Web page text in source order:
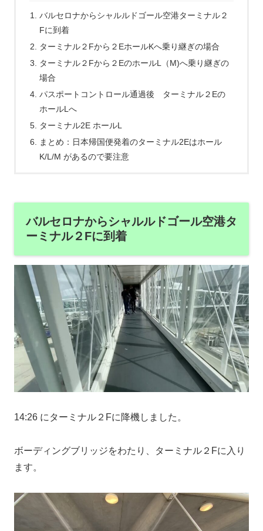
バルセロナからシャルルドゴール空港ターミナル２
Fに到着
ターミナル２Fから２EホールKへ乗り継ぎの場合
ターミナル２Fから２EのホールL（M)へ乗り継ぎの
場合
パスポートコントロール通過後 ターミナル２Eの
ホールLへ
ターミナル2E ホールL
まとめ：日本帰国便発着のターミナル2Eはホール
K/L/M があるので要注意
バルセロナからシャルルドゴール空港タ
ーミナル２Fに到着
14:26 にターミナル２Fに降機しました。
ボーディングブリッジをわたり、ターミナル２Fに入り
ます。